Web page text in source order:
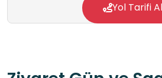
Yol Tarifi Al